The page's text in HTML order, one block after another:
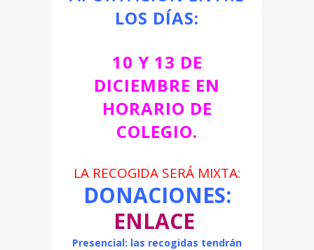
LOS DÍAS:
10 Y 13 DE
DICIEMBRE EN
HORARIO DE
COLEGIO.
LA RECOGIDA SERÁ MIXTA:
DONACIONES:
ENLACE
Presencial: las recogidas tendrán